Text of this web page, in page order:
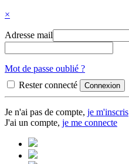
×
Adresse mail
Mot de passe oublié ?
Rester connecté
Je n'ai pas de compte, je m'inscris
J'ai un compte, je me connecte